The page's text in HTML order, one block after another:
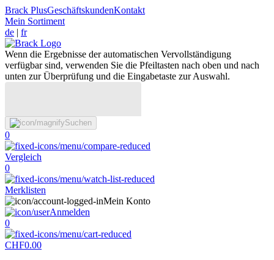
Brack PlusGeschäftskundenKontakt
Mein Sortiment
de | fr
Wenn die Ergebnisse der automatischen Vervollständigung
verfügbar sind, verwenden Sie die Pfeiltasten nach oben und nach
unten zur Überprüfung und die Eingabetaste zur Auswahl.
Suchen
0
Vergleich
0
Merklisten
Mein Konto
Anmelden
0
CHF0.00